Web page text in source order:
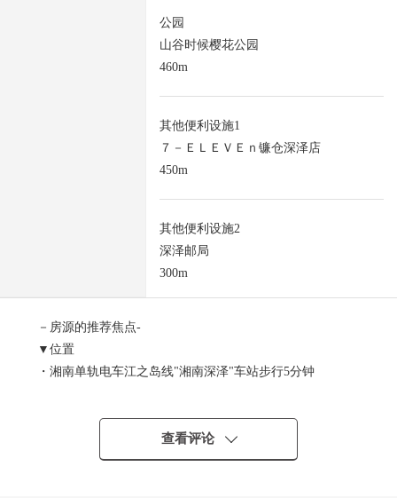
公园
山谷时候樱花公园
460m
其他便利设施1
７－ＥＬＥＶＥｎ镰仓深泽店
450m
其他便利设施2
深泽邮局
300m
－房源的推荐焦点-
▼位置
・湘南单轨电车江之岛线"湘南深泽"车站步行5分钟
▼土地的特徴
・没有建筑条件。能用喜欢的House厂商，计划要讨论。
查看评论